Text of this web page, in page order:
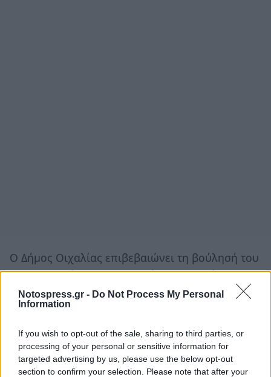
Notospress.gr - Do Not Process My Personal
Information
If you wish to opt-out of the sale, sharing to third parties, or
processing of your personal or sensitive information for
targeted advertising by us, please use the below opt-out
section to confirm your selection. Please note that after your
Ο Δήμος Οιχαλίας επιβεβαιώνει τη βούλησή του
να αναβαθμίσει τις αθλητικές εγκαταστάσεις του,
στηρίζοντας ενεργά την άθληση της νεολαίας,
των Συλλόγων και των πολιτών.
Ακολουθήστε τοnotospress.grστο Google News και
μάθετε πρώτοιόλες τις ειδήσεις